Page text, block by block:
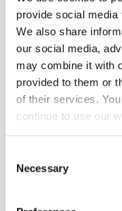
provide social media
We also share
our social media,
may combine it with
provided to them or
of their services.
continue to use our
Selection
Necessary
Sensor
goed “kijkt”.
melding.
Kleine
banden